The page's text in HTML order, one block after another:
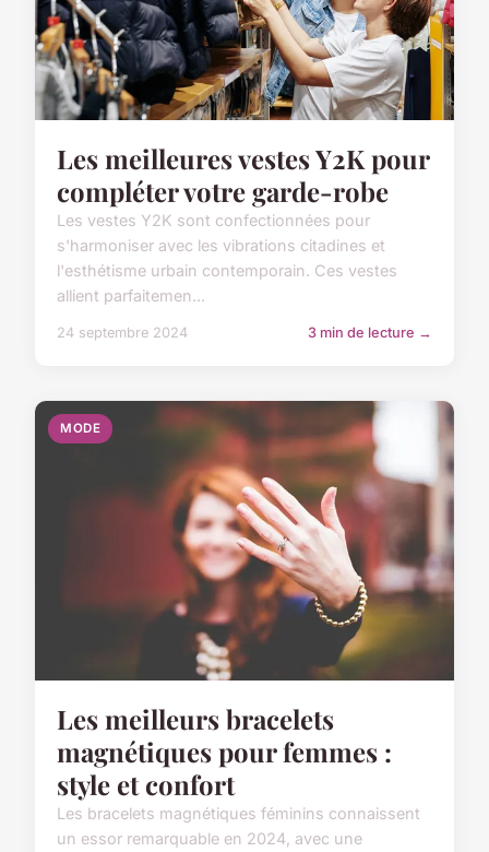
Les meilleures vestes Y2K pour
compléter votre garde-robe
Les vestes Y2K sont confectionnées pour
s'harmoniser avec les vibrations citadines et
l'esthétisme urbain contemporain. Ces vestes
allient parfaitemen...
24 septembre 2024 3 min de lecture →
MODE
Les meilleurs bracelets
magnétiques pour femmes :
style et confort
Les bracelets magnétiques féminins connaissent
un essor remarquable en 2024, avec une